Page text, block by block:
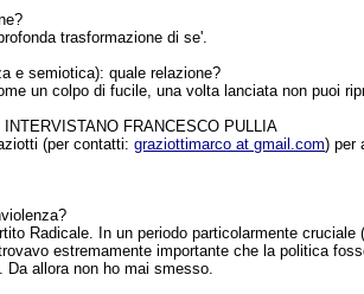
trasformazione di se'.
e semiotica): quale relazione?
un colpo di fucile, una volta lanciata non puoi
FRANCESCO PULLIA
(per contatti:graziottimarco at gmail.com) per
Radicale. In un periodo particolarmente
estremamente importante che la politica
Da allora non ho mai smesso.